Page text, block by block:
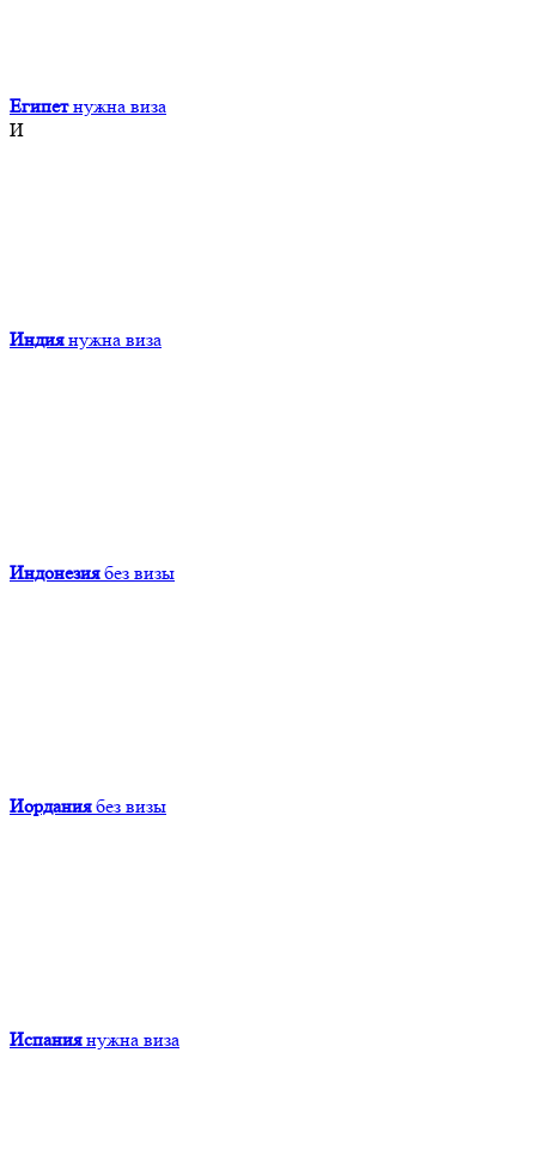
Египет нужна виза
И
Индия нужна виза
Индонезия без визы
Иордания без визы
Испания нужна виза